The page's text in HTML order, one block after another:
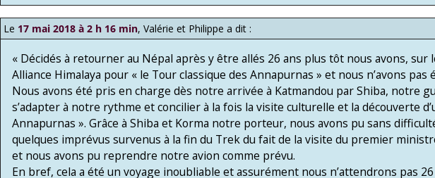
Le 17 mai 2018 à 2 h 16 min, Valérie et Philippe a dit :
« Décidés à retourner au Népal après y être allés 26 ans plus tôt nous avons, sur
Alliance Himalaya pour « le Tour classique des Annapurnas » et nous n’avons pas
Nous avons été pris en charge dès notre arrivée à Katmandou par Shiba, notre
s’adapter à notre rythme et concilier à la fois la visite culturelle et la découverte
Annapurnas ». Grâce à Shiba et Korma notre porteur, nous avons pu sans
quelques imprévus survenus à la fin du Trek du fait de la visite du premier
et nous avons pu reprendre notre avion comme prévu.
En bref, cela a été un voyage inoubliable et assurément nous n’attendrons pas